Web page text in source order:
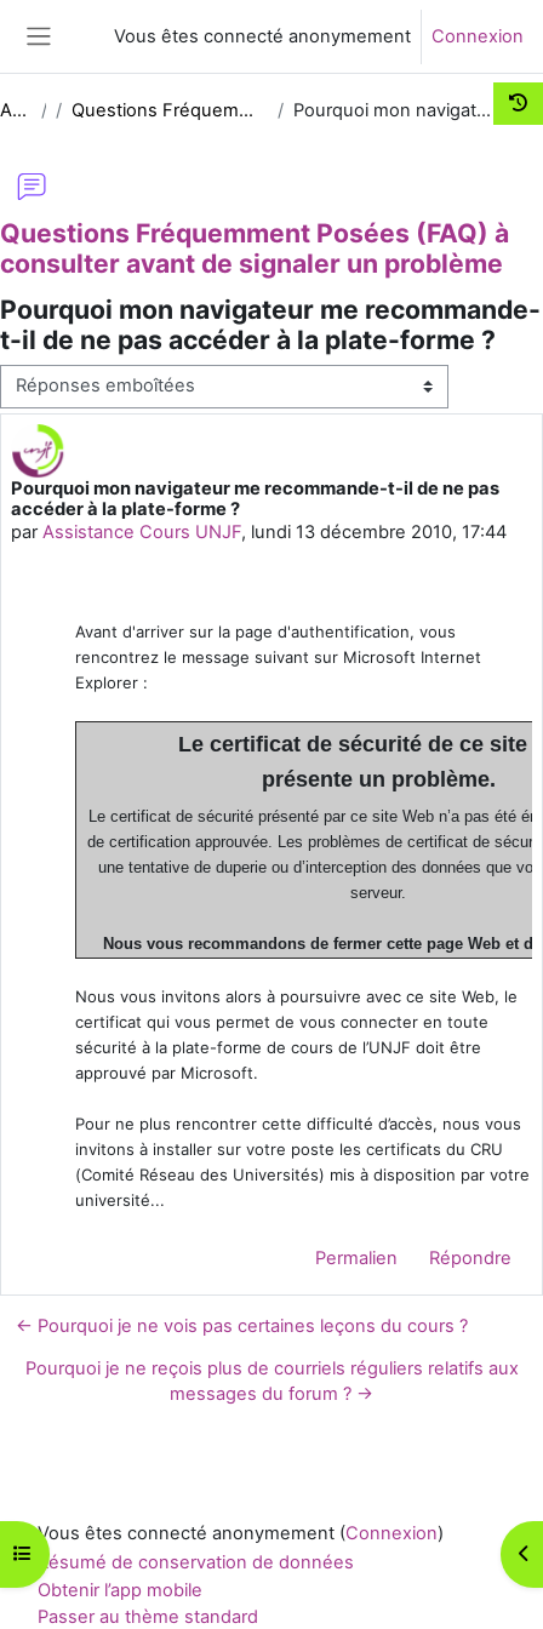
Vous êtes connecté anonymement Connexion
Ouvrir l’index du cours
Assist-UNJF Questions Fréquemment Posées (FAQ) à consulter avant de signaler un problème Pourquoi mon navigateur me recommande-t-il de ne pas accéder à la plate-forme ?
Questions Fréquemment Posées (FAQ) à
consulter avant de signaler un problème
Pourquoi mon navigateur me recommande-
t-il de ne pas accéder à la plate-forme ?
Type d’affichage
Pourquoi mon navigateur me recommande-t-il de ne pas
accéder à la plate-forme ?
parAssistance Cours UNJF, lundi 13 décembre 2010, 17:44
Nombre de réponses : 0
Avant d'arriver sur la page d'authentification, vous
rencontrez le message suivant sur Microsoft Internet
Explorer :
Le certificat de sécurité de ce site
présente un problème.
Le certificat de sécurité présenté par ce site Web n’a pas été
de certification approuvée. Les problèmes de certificat de
une tentative de duperie ou d’interception des données que
serveur.
Nous vous recommandons de fermer cette page Web et
Nous vous invitons alors à poursuivre avec ce site Web, le
certificat qui vous permet de vous connecter en toute
sécurité à la plate-forme de cours de l’UNJF doit être
approuvé par Microsoft.
Pour ne plus rencontrer cette difficulté d’accès, nous vous
invitons à installer sur votre poste les certificats du CRU
(Comité Réseau des Universités) mis à disposition par votre
université...
Permalien Répondre
← Pourquoi je ne vois pas certaines leçons du cours ?
Pourquoi je ne reçois plus de courriels réguliers relatifs aux
messages du forum ? →
Vous êtes connecté anonymement (Connexion)
Résumé de conservation de données
Obtenir l’app mobile
Passer au thème standard